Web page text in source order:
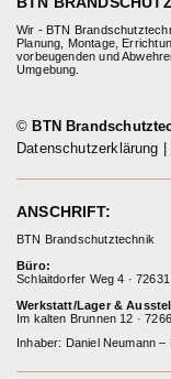
Wir - BTN
Planung, Montage,
vorbeugenden und
Umgebung.
© BTN
Datenschutzerklärung
ANSCHRIFT:
BTN Brandschutztechnik
Büro:
Schlaitdorfer Weg 4 ·
Werkstatt/Lager &
Im kalten Brunnen 12 ·
Inhaber: Daniel Neumann